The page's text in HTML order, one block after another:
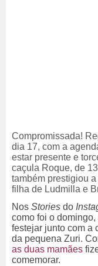
Compromissada!
dia 17, com a
estar presente e
caçula Roque, de
também prestigiou
filha de Ludmilla e
Nos Stories do
como foi o
festejar junto com a
da pequena Zuri.
as duas mamães
comemorar.